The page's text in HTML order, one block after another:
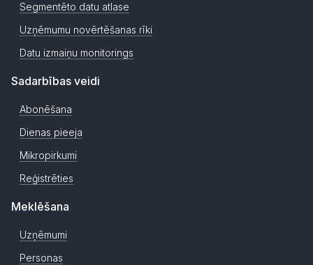
Segmentēto datu atlase
Uzņēmumu novērtēšanas rīki
Datu izmaiņu monitorings
Sadarbības veidi
Abonēšana
Dienas pieeja
Mikropirkumi
Reģistrēties
Meklēšana
Uzņēmumi
Personas